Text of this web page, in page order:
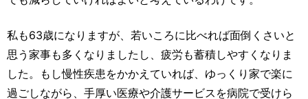
私も63歳になりますが、若いころに比べれば面倒くさいと
思う家事も多くなりましたし、疲労も蓄積しやすくなりま
した。もし慢性疾患をかかえていれば、ゆっくり家で楽に
過ごしながら、手厚い医療や介護サービスを病院で受けら